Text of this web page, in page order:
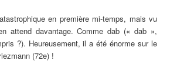
en première mi-temps, mais vu
attend davantage. Comme dab (« dab »,
?). Heureusement, il a été énorme sur le
(72e) !